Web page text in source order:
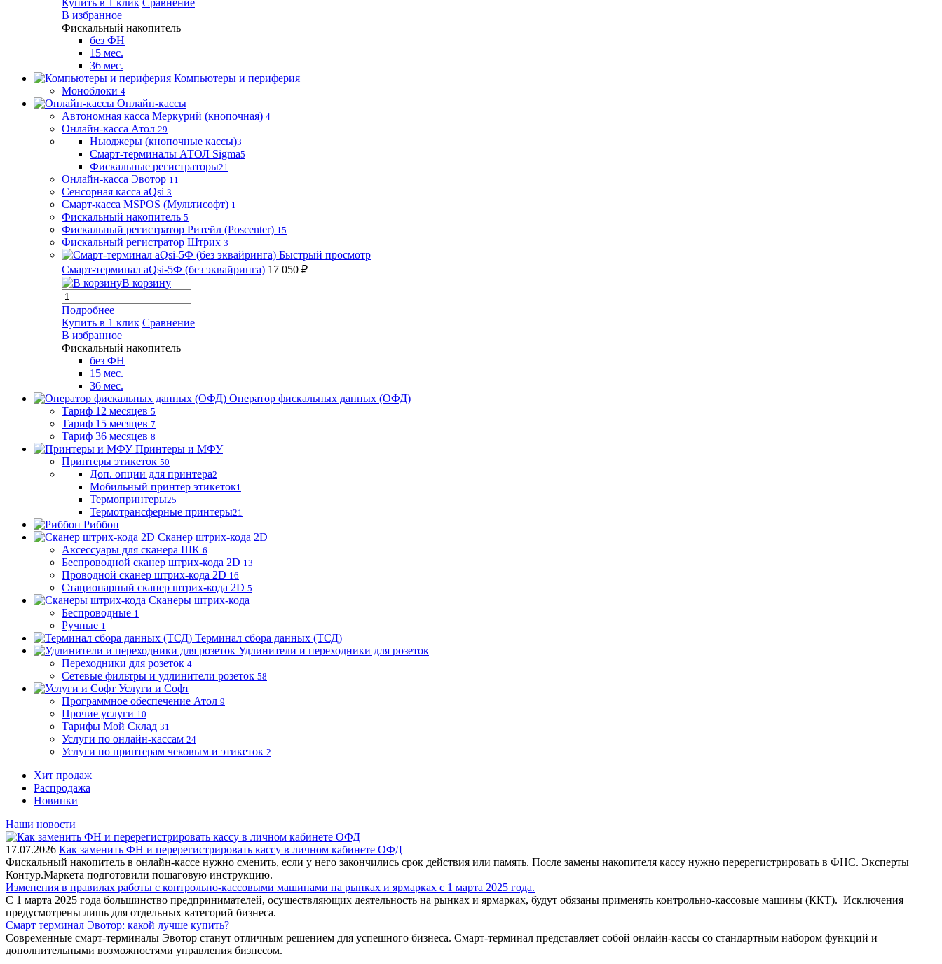
Купить в 1 клик Сравнение
В избранное
Фискальный накопитель
без ФН
15 мес.
36 мес.
Компьютеры и периферия
Моноблоки 4
Онлайн-кассы
Автономная касса Меркурий (кнопочная) 4
Онлайн-касса Атол 29
Ньюджеры (кнопочные кассы)3
Смарт-терминалы АТОЛ Sigma5
Фискальные регистраторы21
Онлайн-касса Эвотор 11
Сенсорная касса aQsi 3
Смарт-касса MSPOS (Мультисофт) 1
Фискальный накопитель 5
Фискальный регистратор Ритейл (Poscenter) 15
Фискальный регистратор Штрих 3
Быстрый просмотр
Смарт-терминал aQsi-5Ф (без эквайринга) 17 050 ₽
В корзину
Подробнее
Купить в 1 клик Сравнение
В избранное
Фискальный накопитель
без ФН
15 мес.
36 мес.
Оператор фискальных данных (ОФД)
Тариф 12 месяцев 5
Тариф 15 месяцев 7
Тариф 36 месяцев 8
Принтеры и МФУ
Принтеры этикеток 50
Доп. опции для принтера2
Мобильный принтер этикеток1
Термопринтеры25
Термотрансферные принтеры21
Риббон
Сканер штрих-кода 2D
Аксессуары для сканера ШК 6
Беспроводной сканер штрих-кода 2D 13
Проводной сканер штрих-кода 2D 16
Стационарный сканер штрих-кода 2D 5
Сканеры штрих-кода
Беспроводные 1
Ручные 1
Терминал сбора данных (ТСД)
Удлинители и переходники для розеток
Переходники для розеток 4
Сетевые фильтры и удлинители розеток 58
Услуги и Софт
Программное обеспечение Атол 9
Прочие услуги 10
Тарифы Мой Склад 31
Услуги по онлайн-кассам 24
Услуги по принтерам чековым и этикеток 2
Хит продаж
Распродажа
Новинки
Наши новости
17.07.2026 Как заменить ФН и перерегистрировать кассу в личном кабинете ОФД
Фискальный накопитель в онлайн-кассе нужно сменить, если у него закончились срок действия или память. После замены накопителя кассу нужно перерегистрировать в ФНС. Эксперты
Контур.Маркета подготовили пошаговую инструкцию.
Изменения в правилах работы с контрольно-кассовыми машинами на рынках и ярмарках с 1 марта 2025 года.
С 1 марта 2025 года большинство предпринимателей, осуществляющих деятельность на рынках и ярмарках, будут обязаны применять контрольно-кассовые машины (ККТ). Исключения
предусмотрены лишь для отдельных категорий бизнеса.
Смарт терминал Эвотор: какой лучше купить?
Современные смарт-терминалы Эвотор станут отличным решением для успешного бизнеса. Смарт-терминал представляет собой онлайн-кассы со стандартным набором функций и
дополнительными возможностями управления бизнесом.